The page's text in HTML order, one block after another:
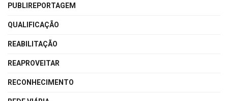
PUBLIREPORTAGEM
QUALIFICAÇÃO
REABILITAÇÃO
REAPROVEITAR
RECONHECIMENTO